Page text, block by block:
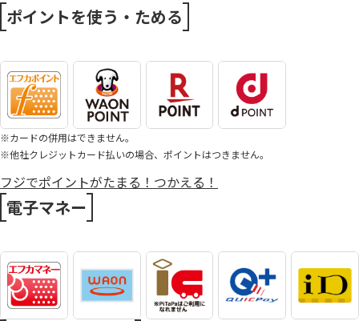
ポイントを使う・ためる
※カードの併用はできません。
※他社クレジットカード払いの場合、ポイントはつきません。
フジでポイントがたまる！つかえる！
電子マネー